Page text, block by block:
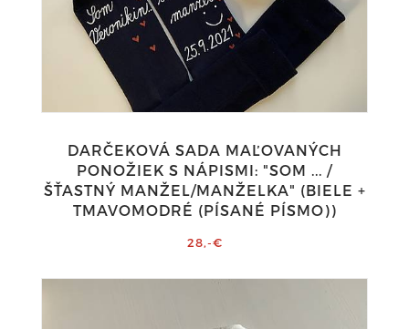
DARČEKOVÁ SADA MAĽOVANÝCH
PONOŽIEK S NÁPISMI: "SOM ... /
ŠŤASTNÝ MANŽEL/MANŽELKA" (BIELE +
TMAVOMODRÉ (PÍSANÉ PÍSMO))
28,-€